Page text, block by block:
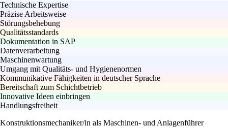
Technische Expertise
Präzise Arbeitsweise
Störungsbehebung
Qualitätsstandards
Dokumentation in SAP
Datenverarbeitung
Maschinenwartung
Umgang mit Qualitäts- und Hygienenormen
Kommunikative Fähigkeiten in deutscher Sprache
Bereitschaft zum Schichtbetrieb
Innovative Ideen einbringen
Handlungsfreiheit
Konstruktionsmechaniker/in als Maschinen- und Anlagenführer